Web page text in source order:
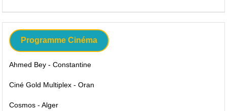
Programme Cinéma
Ahmed Bey - Constantine
Ciné Gold Multiplex - Oran
Cosmos - Alger